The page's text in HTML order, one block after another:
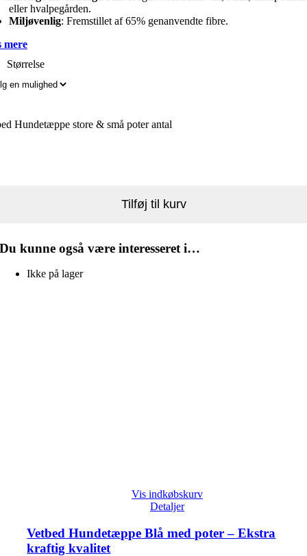
eller hvalpegården.
Miljøvenlig: Fremstillet af 65% genanvendte fibre.
mere
Størrelse
Hundetæppe store & små poter antal
Tilføj til kurv
Du kunne også være interesseret i…
Ikke på lager
Vis indkøbskurv
Detaljer
Vetbed Hundetæppe Blå med poter – Ekstra
kraftig kvalitet